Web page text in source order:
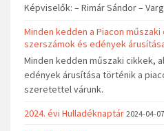
Képviselők: – Rimár Sándor –
Minden kedden a Piacon
szerszámok és edények
Minden kedden műszaki cikkek,
edények árusítása történik a
szeretettel várunk.
2024. évi Hulladéknaptár 2024-04-07